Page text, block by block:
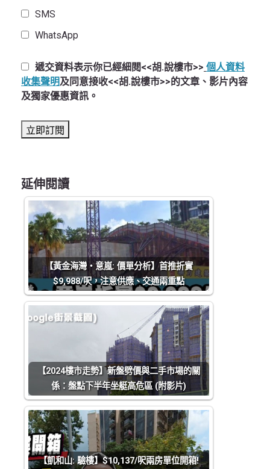
SMS
WhatsApp
遞交資料表示你已經細閱<<胡.說樓市>> 個人資料
收集聲明及同意接收<<胡.說樓市>>的文章、影片內容
及獨家優惠資訊。
延伸閱讀
【黃金海灣‧意嵐: 價單分析】首推折實
$9,988/呎，注意供應、交通兩重點
【2024樓市走勢】新盤劈價與二手市場的關
係：盤點下半年坐艇高危區 (附影片)
【凱和山: 驗樓】$10,137/呎兩房單位開箱!